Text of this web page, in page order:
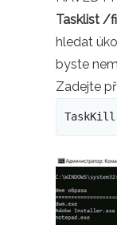
Tasklist /
hledat
byste
Zadejte
TaskKill